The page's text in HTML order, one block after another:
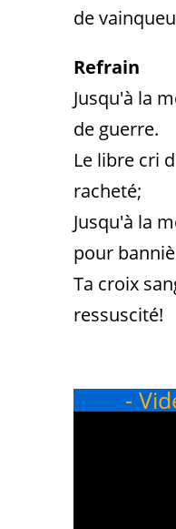
de
Refrain
Jusqu'à la
de guerre.
Le libre cri
racheté;
Jusqu'à la
pour
Ta croix
ressuscité!
-